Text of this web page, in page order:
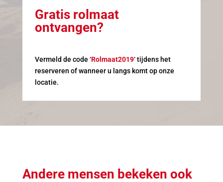
Gratis rolmaat
ontvangen?
Vermeld de code ‘Rolmaat2019‘ tijdens het
reserveren of wanneer u langs komt op onze
locatie.
Andere mensen bekeken ook